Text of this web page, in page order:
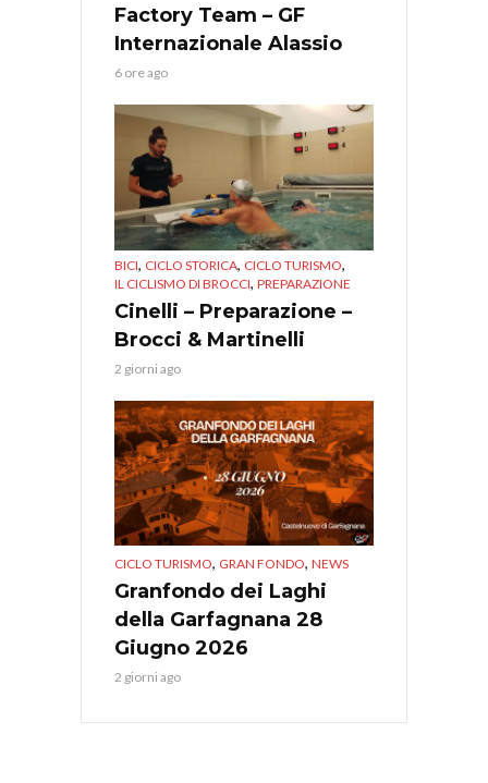
Factory Team – GF
Internazionale Alassio
6 ore ago
BICI, CICLO STORICA, CICLO TURISMO,
IL CICLISMO DI BROCCI, PREPARAZIONE
Cinelli – Preparazione –
Brocci & Martinelli
2 giorni ago
CICLO TURISMO, GRAN FONDO, NEWS
Granfondo dei Laghi
della Garfagnana 28
Giugno 2026
2 giorni ago